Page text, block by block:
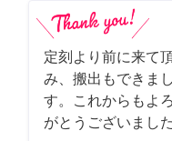
定刻より前に来て
み、搬出もできま
す。これからもよ
がとうございました